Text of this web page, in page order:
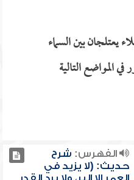
يعتلجان بين السماء
المواضع التالية
الفهرس: شرح
حديث: (لا يزيد في